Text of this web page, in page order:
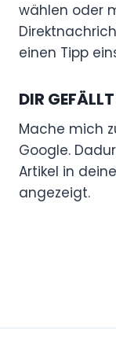
wählen oder
einen Tipp
DIR
Mache mich
Google.
Artikel in
angezeigt.